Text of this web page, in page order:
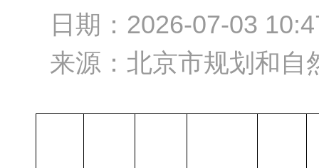
日期： 2026-07-03
来源： 北京市规划和自